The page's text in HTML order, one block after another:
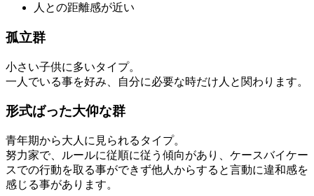
人との距離感が近い
孤立群
小さい子供に多いタイプ。
一人でいる事を好み、自分に必要な時だけ人と関わります。
形式ばった大仰な群
青年期から大人に見られるタイプ。
努力家で、ルールに従順に従う傾向があり、ケースバイケー
スでの行動を取る事ができず他人からすると言動に違和感を
感じる事があります。